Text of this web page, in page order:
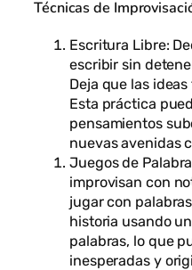
Técnicas de
Escritura Libre:
escribir sin
Deja que las
Esta práctica
pensamientos
nuevas avenidas
Juegos de
improvisan con
jugar con
historia usando
palabras, lo que
inesperadas y